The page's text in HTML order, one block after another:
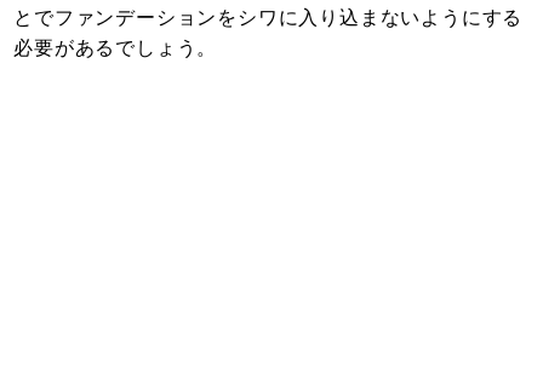
とでファンデーションをシワに入り込まないようにする
必要があるでしょう。